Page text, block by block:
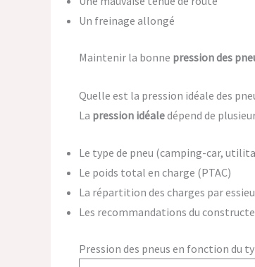
Un freinage allongé
Maintenir la bonne pression des
Quelle est la pression idéale des
La pression idéaledépend de
Le type de pneu (camping-car,
Le poids total en charge (PTAC)
La répartition des charges par essieu
Les recommandations du
Pression des pneus en fonction du